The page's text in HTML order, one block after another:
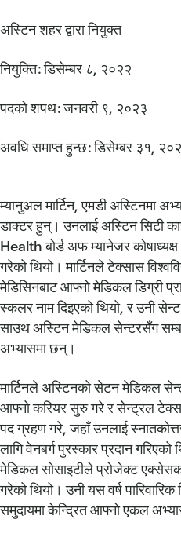
अस्टिन शहर द्वारा नियुक्त
नियुक्ति: डिसेम्बर ८, २०२२
पदको शपथ: जनवरी ९, २०२३
अवधि समाप्त हुन्छ: डिसेम्बर ३१,
म्यानुअल मार्टिन, एमडी अस्टिनमा
डाक्टर हुन्। उनलाई अस्टिन सिटी
Health बोर्ड अफ म्यानेजर
गरेको थियो। मार्टिनले टेक्सास
मेडिसिनबाट आफ्नो मेडिकल डिग्री
स्कलर नाम दिइएको थियो, र उनी
साउथ अस्टिन मेडिकल सेन्टरसँग
अभ्यासमा छन्।
मार्टिनले अस्टिनको सेटन मेडिकल
आफ्नो करियर सुरु गरे र सेन्ट्रल
पद ग्रहण गरे, जहाँ उनलाई
लागि वेनबर्ग पुरस्कार प्रदान
मेडिकल सोसाइटीले प्रोजेक्ट
गरेको थियो। उनी यस वर्ष
समुदायमा केन्द्रित आफ्नो एकल